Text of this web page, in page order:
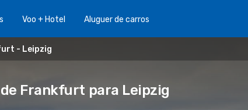
Voo + Hotel Aluguer de carros
- Leipzig
Frankfurt para Leipzig